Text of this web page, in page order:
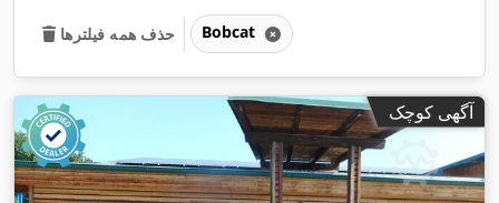
حذف همه فیلترها Bobcat
آگهی کوچک